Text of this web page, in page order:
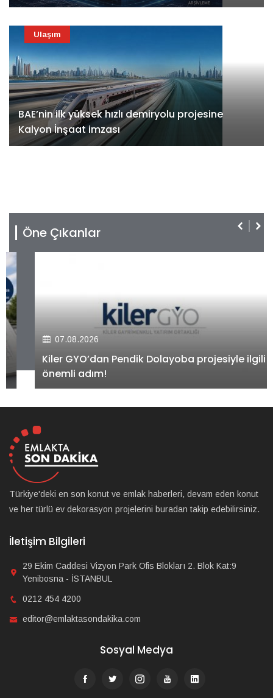
BAE’nin ilk yüksek hızlı demiryolu projesine
Kalyon İnşaat imzası
Ulaşım
Öne Çıkanlar
07.08.2026
Kiler GYO’dan Pendik Dolayoba projesiyle ilgili
önemli adım!
Türkiye'deki en son konut ve emlak haberleri, devam eden konut
ve her türlü ev dekorasyon projelerini buradan takip edebilirsiniz.
İletişim Bilgileri
29 Ekim Caddesi Vizyon Park Ofis Blokları 2. Blok Kat:9
Yenibosna - İSTANBUL
0212 454 4200
editor@emlaktasondakika.com
Sosyal Medya